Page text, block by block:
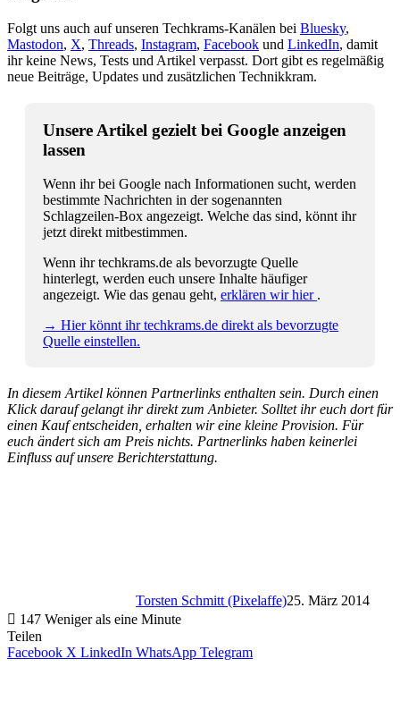
Folgt uns auch auf unseren Techkrams-Kanälen bei Bluesky,
Mastodon, X, Threads, Instagram, Facebook und LinkedIn, damit
ihr keine News, Tests und Artikel verpasst. Dort gibt es regelmäßig
neue Beiträge, Updates und zusätzlichen Technikkram.
Unsere Artikel gezielt bei Google anzeigen
lassen
Wenn ihr bei Google nach Informationen sucht, werden
bestimmte Nachrichten in der sogenannten
Schlagzeilen-Box angezeigt. Welche das sind, könnt ihr
jetzt direkt mitbestimmen.
Wenn ihr techkrams.de als bevorzugte Quelle
hinterlegt, werden euch unsere Inhalte häufiger
angezeigt. Wie das genau geht, erklären wir hier .
→ Hier könnt ihr techkrams.de direkt als bevorzugte
Quelle einstellen.
In diesem Artikel können Partnerlinks enthalten sein. Durch einen
Klick darauf gelangt ihr direkt zum Anbieter. Solltet ihr euch dort für
einen Kauf entscheiden, erhalten wir eine kleine Provision. Für
euch ändert sich am Preis nichts. Partnerlinks haben keinerlei
Einfluss auf unsere Berichterstattung.
Torsten Schmitt (Pixelaffe)25. März 2014
147 Weniger als eine Minute
Teilen
Facebook X LinkedIn WhatsApp Telegram